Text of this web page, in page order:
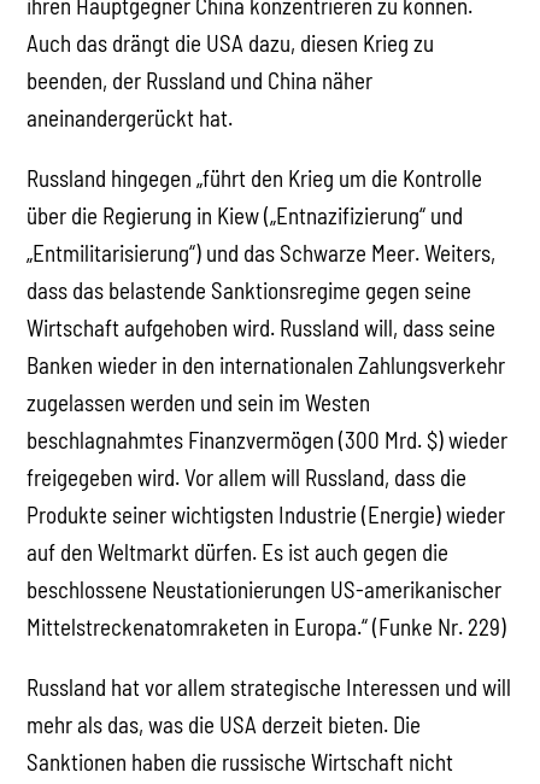
ihren Hauptgegner China konzentrieren zu können.
Auch das drängt die USA dazu, diesen Krieg zu
beenden, der Russland und China näher
aneinandergerückt hat.
Russland hingegen „führt den Krieg um die Kontrolle
über die Regierung in Kiew („Entnazifizierung“ und
„Entmilitarisierung“) und das Schwarze Meer. Weiters,
dass das belastende Sanktionsregime gegen seine
Wirtschaft aufgehoben wird. Russland will, dass seine
Banken wieder in den internationalen Zahlungsverkehr
zugelassen werden und sein im Westen
beschlagnahmtes Finanzvermögen (300 Mrd. $) wieder
freigegeben wird. Vor allem will Russland, dass die
Produkte seiner wichtigsten Industrie (Energie) wieder
auf den Weltmarkt dürfen. Es ist auch gegen die
beschlossene Neustationierungen US-amerikanischer
Mittelstreckenatomraketen in Europa.“ (Funke Nr. 229)
Russland hat vor allem strategische Interessen und will
mehr als das, was die USA derzeit bieten. Die
Sanktionen haben die russische Wirtschaft nicht